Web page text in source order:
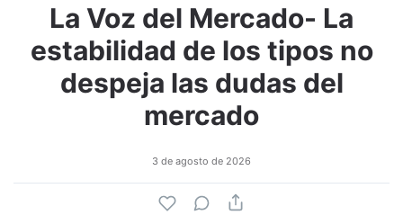
La Voz del Mercado- La
estabilidad de los tipos no
despeja las dudas del
mercado
3 de agosto de 2026